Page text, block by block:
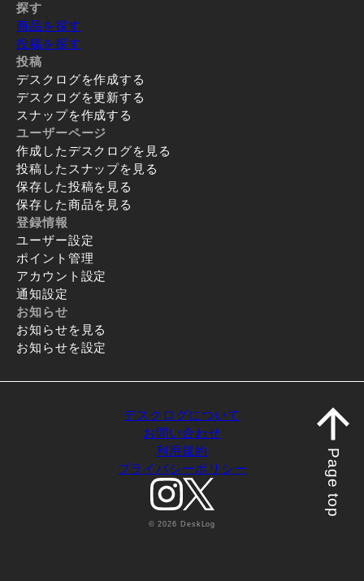
探す
商品を探す
投稿を探す
投稿
デスクログを作成する
デスクログを更新する
スナップを作成する
ユーザーページ
作成したデスクログを見る
投稿したスナップを見る
保存した投稿を見る
保存した商品を見る
登録情報
ユーザー設定
ポイント管理
アカウント設定
通知設定
お知らせ
お知らせを見る
お知らせを設定
デスクログについて
お問い合わせ
利用規約
プライバシーポリシー
© 2026 DeskLog
Page top